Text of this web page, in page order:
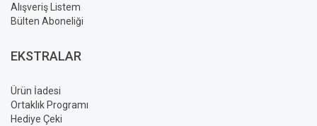
Alışveriş Listem
Bülten Aboneliği
EKSTRALAR
Ürün İadesi
Ortaklık Programı
Hediye Çeki